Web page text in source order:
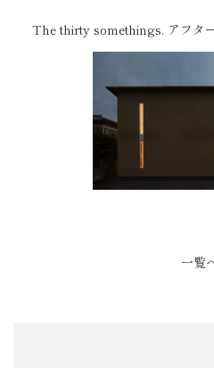
The thirty somethings. アフタ
一覧